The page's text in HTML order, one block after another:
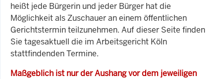
heißt jede Bürgerin und jeder Bürger hat die
Möglichkeit als Zuschauer an einem öffentlichen
Gerichtstermin teilzunehmen. Auf dieser Seite finden
Sie tagesaktuell die im Arbeitsgericht Köln
stattfindenden Termine.
Maßgeblich ist nur der Aushang vor dem jeweiligen